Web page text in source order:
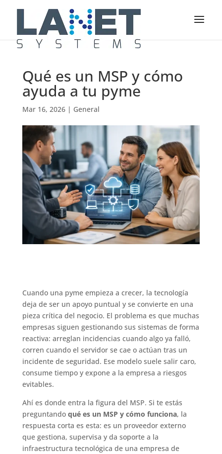
Qué es un MSP y cómo
ayuda a tu pyme
Mar 16, 2026| General
Cuando una pyme empieza a crecer, la tecnología
deja de ser un apoyo puntual y se convierte en una
pieza crítica del negocio. El problema es que muchas
empresas siguen gestionando sus sistemas de forma
reactiva: arreglan incidencias cuando algo ya falló,
corren cuando el servidor se cae o actúan tras un
incidente de seguridad. Ese modelo suele salir caro,
consume tiempo y expone a la empresa a riesgos
evitables.
Ahí es donde entra la figura del MSP. Si te estás
preguntando qué es un MSP y cómo funciona, la
respuesta corta es esta: es un proveedor externo
que gestiona, supervisa y da soporte a la
infraestructura tecnológica de una empresa de